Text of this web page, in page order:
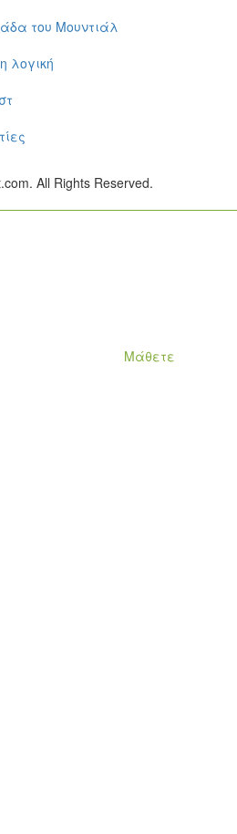
του Μουντιάλ
λογική
All Rights Reserved.
Μάθετε